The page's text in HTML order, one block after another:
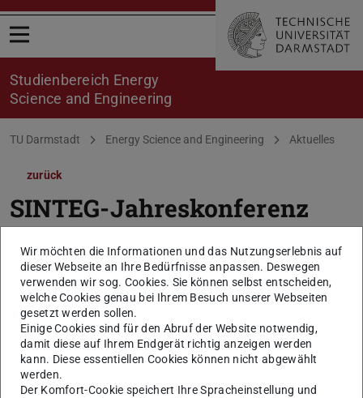
Menü öffnen
Studienbereich Energy
Science and Engineering
Sie befinden sich hier:
TU Darmstadt Energy Science and Engineering Aktuelles
zurück
SINTEG-Jahreskonferenz
2019 – Smart vernetzt in die
Zukunft
Konferenzen und Vortragsreihen
09.09.2019vonE.K.
Wir möchten die Informationen und das Nutzungserlebnis auf
dieser Webseite an Ihre Bedürfnisse anpassen. Deswegen
verwenden wir sog. Cookies. Sie können selbst entscheiden,
welche Cookies genau bei Ihrem Besuch unserer Webseiten
gesetzt werden sollen.
Einige Cookies sind für den Abruf der Website notwendig,
damit diese auf Ihrem Endgerät richtig anzeigen werden
kann. Diese essentiellen Cookies können nicht abgewählt
werden.
Der Komfort-Cookie speichert Ihre Spracheinstellung und